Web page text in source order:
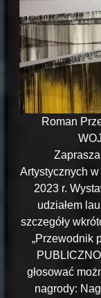
Roman
Artystycznych
2023 r.
udziałem
szczegóły
„Przewodnik
głosować
nagrody: